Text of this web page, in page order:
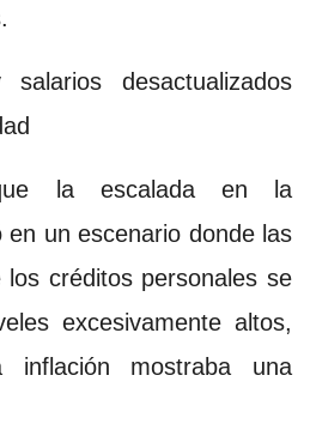
desactualizados
la escalada en la
en un escenario donde las
créditos personales se
excesivamente altos,
inflación mostraba una